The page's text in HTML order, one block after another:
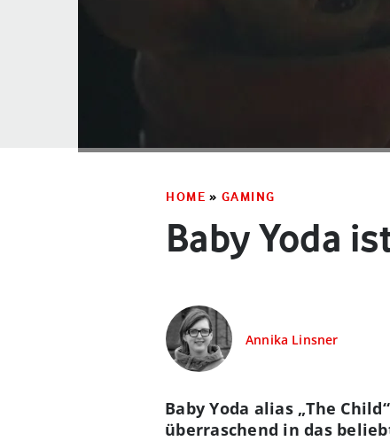
HOME » GAMING
Baby Yoda
Annika Linsner
Baby Yoda alias „The
überraschend in das